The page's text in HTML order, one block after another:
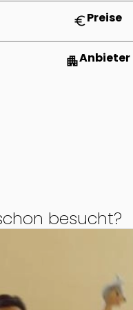
euroPreise
apartmentAnbieter
besucht?
mit Musical Munchkins